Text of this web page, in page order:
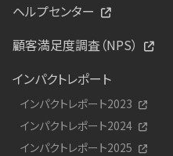
ヘルプセンター
顧客満足度調査（NPS）
インパクトレポート
インパクトレポート2023
インパクトレポート2024
インパクトレポート2025